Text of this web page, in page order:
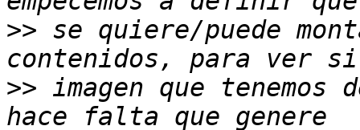
>> se quiere/puede
>> imagen que